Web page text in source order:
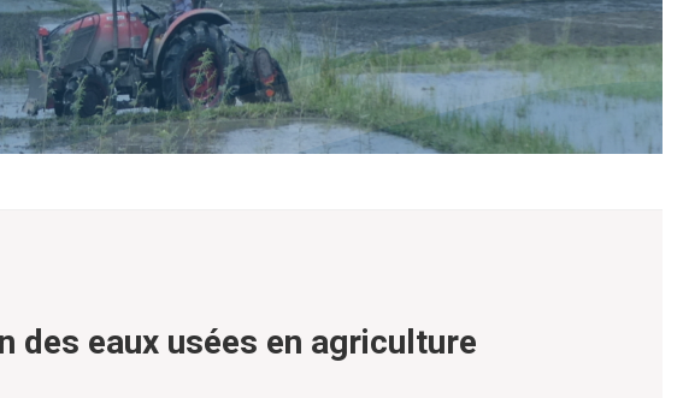
des eaux usées en agriculture